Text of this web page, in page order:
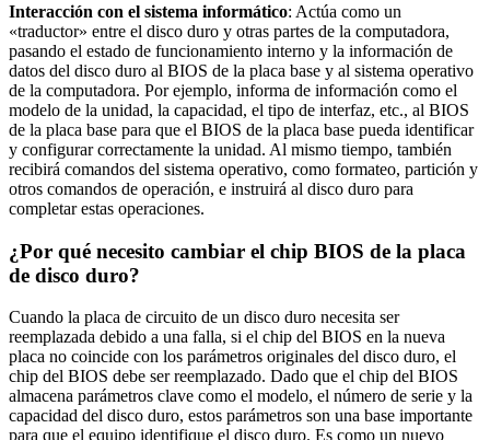
Interacción con el sistema informático: Actúa como un
«traductor» entre el disco duro y otras partes de la computadora,
pasando el estado de funcionamiento interno y la información de
datos del disco duro al BIOS de la placa base y al sistema operativo
de la computadora. Por ejemplo, informa de información como el
modelo de la unidad, la capacidad, el tipo de interfaz, etc., al BIOS
de la placa base para que el BIOS de la placa base pueda identificar
y configurar correctamente la unidad. Al mismo tiempo, también
recibirá comandos del sistema operativo, como formateo, partición y
otros comandos de operación, e instruirá al disco duro para
completar estas operaciones.
¿Por qué necesito cambiar el chip BIOS de la placa
de disco duro?
Cuando la placa de circuito de un disco duro necesita ser
reemplazada debido a una falla, si el chip del BIOS en la nueva
placa no coincide con los parámetros originales del disco duro, el
chip del BIOS debe ser reemplazado. Dado que el chip del BIOS
almacena parámetros clave como el modelo, el número de serie y la
capacidad del disco duro, estos parámetros son una base importante
para que el equipo identifique el disco duro. Es como un nuevo